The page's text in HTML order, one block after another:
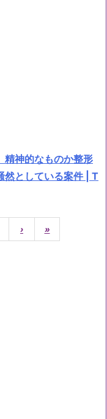
神的なものか整形
としている案件 | T
› »